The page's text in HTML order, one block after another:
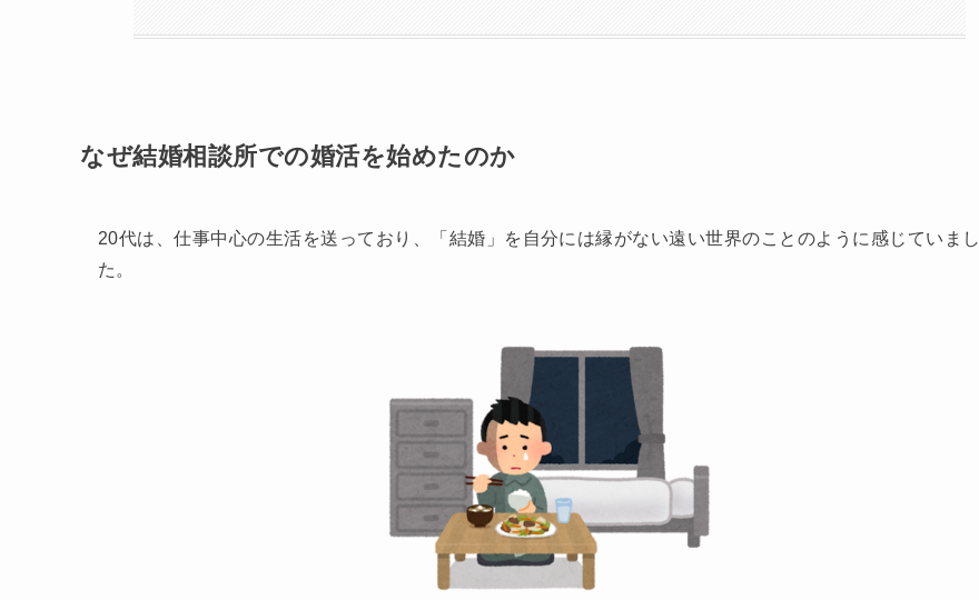
︎なぜ結婚相談所での婚活を始めたのか
20代は、仕事中心の生活を送っており、「結婚」を自分には縁がない遠い世界のことのように感じていまし
た。